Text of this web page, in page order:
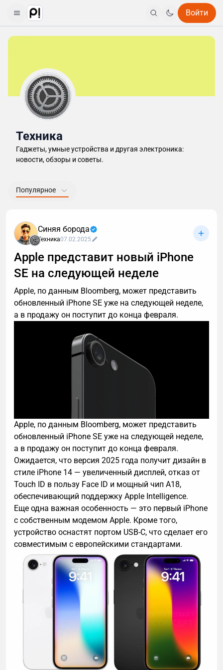
Войти
Техника
Гаджеты, умные устройства и другая электроника:
новости, обзоры и советы.
Популярное
Синяя борода
Техника07.02.2025
Apple представит новый iPhone
SE на следующей неделе
Apple, по данным Bloomberg, может представить
обновленный iPhone SE уже на следующей неделе,
а в продажу он поступит до конца февраля.
Apple, по данным Bloomberg, может представить
обновленный iPhone SE уже на следующей неделе,
а в продажу он поступит до конца февраля.
Ожидается, что версия 2025 года получит дизайн в
стиле iPhone 14 — увеличенный дисплей, отказ от
Touch ID в пользу Face ID и мощный чип A18,
обеспечивающий поддержку Apple Intelligence.
Еще одна важная особенность — это первый iPhone
с собственным модемом Apple. Кроме того,
устройство оснастят портом USB-C, что сделает его
совместимым с европейскими стандартами.